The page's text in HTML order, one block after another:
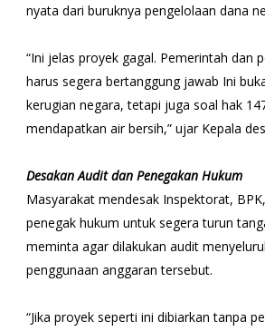
nyata dari buruknya pengelolaan dana
“Ini jelas proyek gagal. Pemerintah dan
harus segera bertanggung jawab Ini
kerugian negara, tetapi juga soal hak
mendapatkan air bersih,” ujar Kepala
Desakan Audit dan Penegakan Hukum
Masyarakat mendesak Inspektorat,
penegak hukum untuk segera turun
meminta agar dilakukan audit
penggunaan anggaran tersebut.
“Jika proyek seperti ini dibiarkan tanpa